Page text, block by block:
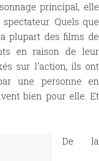
principal, elle
Quels que
plupart des films de
en raison de leur
sur l'action, ils ont
une personne en
bien pour elle. Et
De la